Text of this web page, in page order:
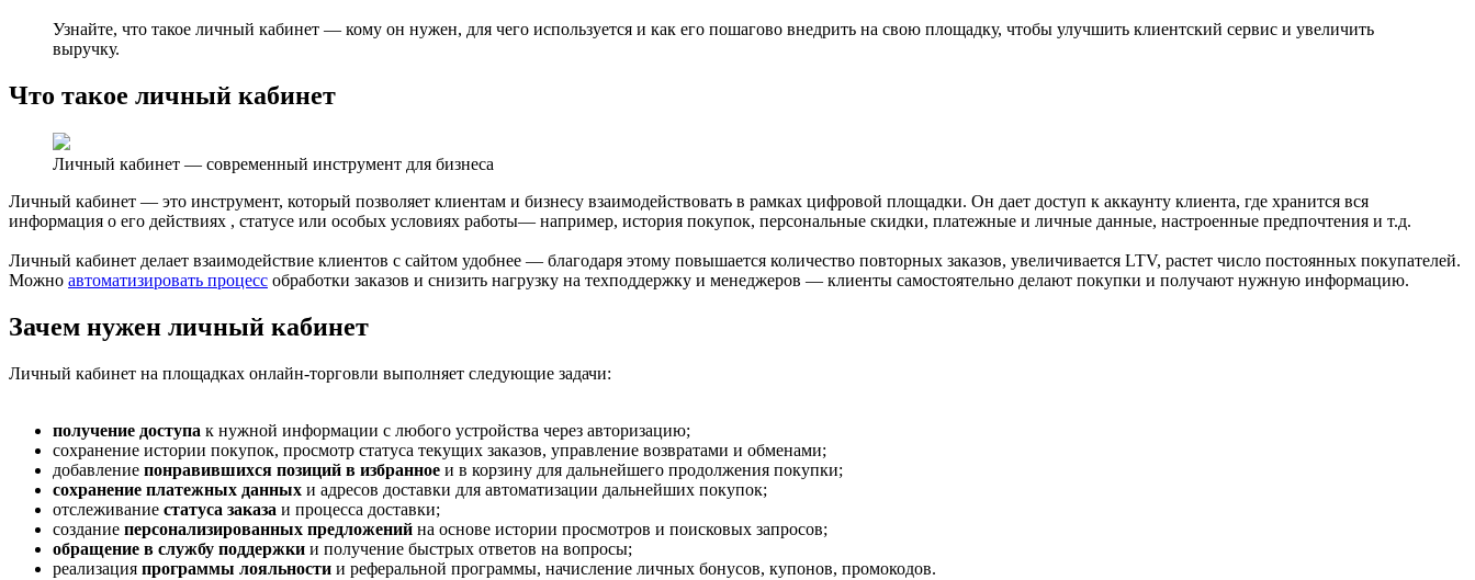
Узнайте, что такое личный кабинет — кому он нужен, для чего используется и как его пошагово внедрить на свою площадку, чтобы улучшить клиентский сервис и увеличить
выручку.
Что такое личный кабинет
Личный кабинет — современный инструмент для бизнеса
Личный кабинет — это инструмент, который позволяет клиентам и бизнесу взаимодействовать в рамках цифровой площадки. Он дает доступ к аккаунту клиента, где хранится вся
информация о его действиях , статусе или особых условиях работы— например, история покупок, персональные скидки, платежные и личные данные, настроенные предпочтения и т.д.
Личный кабинет делает взаимодействие клиентов с сайтом удобнее — благодаря этому повышается количество повторных заказов, увеличивается LTV, растет число постоянных покупателей.
Можно автоматизировать процесс обработки заказов и снизить нагрузку на техподдержку и менеджеров — клиенты самостоятельно делают покупки и получают нужную информацию.
Зачем нужен личный кабинет
Личный кабинет на площадках онлайн-торговли выполняет следующие задачи:
получение доступа к нужной информации с любого устройства через авторизацию;
сохранение истории покупок, просмотр статуса текущих заказов, управление возвратами и обменами;
добавление понравившихся позиций в избранное и в корзину для дальнейшего продолжения покупки;
сохранение платежных данных и адресов доставки для автоматизации дальнейших покупок;
отслеживание статуса заказа и процесса доставки;
создание персонализированных предложений на основе истории просмотров и поисковых запросов;
обращение в службу поддержки и получение быстрых ответов на вопросы;
реализация программы лояльности и реферальной программы, начисление личных бонусов, купонов, промокодов.